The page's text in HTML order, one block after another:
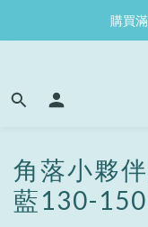
購買
角落小夥
藍130-150